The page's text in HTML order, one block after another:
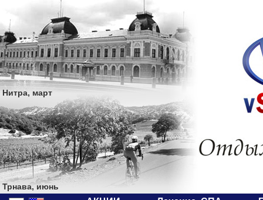
Нитра, март
Трнава, июнь